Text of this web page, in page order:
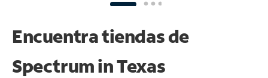
Encuentra tiendas de
Spectrumin Texas